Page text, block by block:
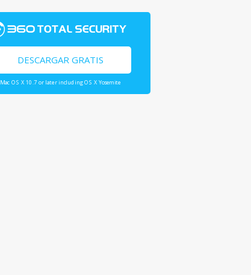
DESCARGAR GRATIS
Mac OS X 10.7 or later including OS X Yosemite